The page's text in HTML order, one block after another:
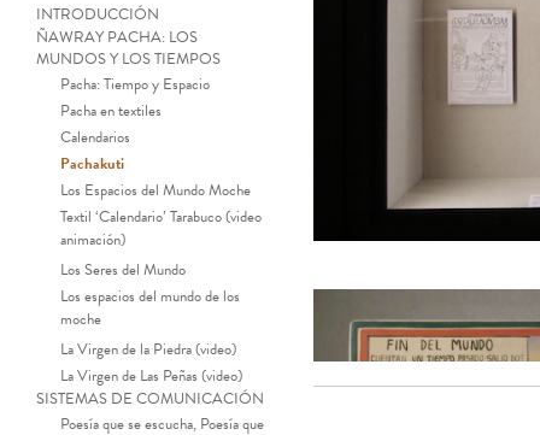
INTRODUCCIÓN
ÑAWRAY PACHA: LOS
MUNDOS Y LOS TIEMPOS
Pacha: Tiempo y Espacio
Pacha en textiles
Calendarios
Pachakuti
Los Espacios del Mundo Moche
Textil ‘Calendario’ Tarabuco (video
animación)
Los Seres del Mundo
Los espacios del mundo de los
moche
La Virgen de la Piedra (video)
La Virgen de Las Peñas (video)
SISTEMAS DE COMUNICACIÓN
Poesía que se escucha, Poesía que